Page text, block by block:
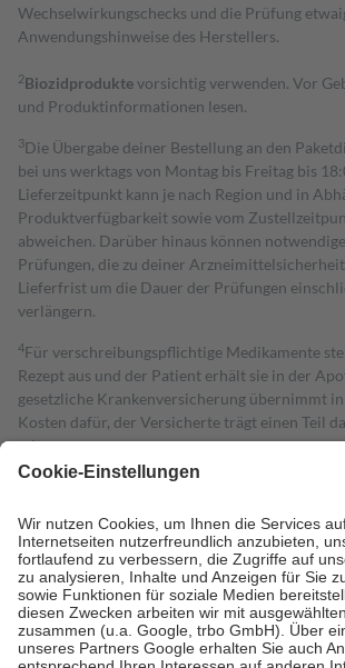
Wechselwirkungschecks und die Prüfung
Anwendungshinweise des Herstellers.
2Biozidproduktevorsichtig verwenden. Vor
und Produktinformationen lesen.
3Die Übergabe deiner Bestellung an den
bei uns werktags von Montag bis Freitag bis
Lieferzeitpunkt kann je nach Region und in
Produktverfügbarkeit sowie vom
abweichen. Darüber hinaus können
Prüfungen, die zu deiner
Lieferfrist um die Dauer der Prüfungen
verlängern.
4Für verschreibungspflichtige Medikamente
Rezept aus und der Patient erhält sie in der
gesetzliche Krankenversicherung übernimmt
Kosten dafür, der Versicherte trägt einen Teil
mit.
Grundsätzlich leisten Mitglieder Zuzahlungen in
höchstens zehn Euro.
Es sind jedoch nie mehr
Kosten der Leistung zu entrichten.
Diese Regeln gelten grundsätzlich auch für
Bei Heilmitteln und häuslicher Krankenpflege
Zuzahlung zehn Prozent der Kosten sowie
Verordnung.
Um das Engagement der Versicherten für ihre